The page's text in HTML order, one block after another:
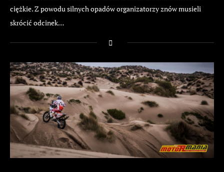
ciężkie. Z powodu silnych opadów organizatorzy znów musieli
skrócić odcinek…